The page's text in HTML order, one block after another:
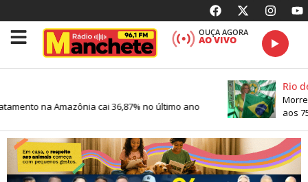
OUÇA AGORA
AO VIVO
na Amazônia cai 36,87% no último ano
Rio
aos